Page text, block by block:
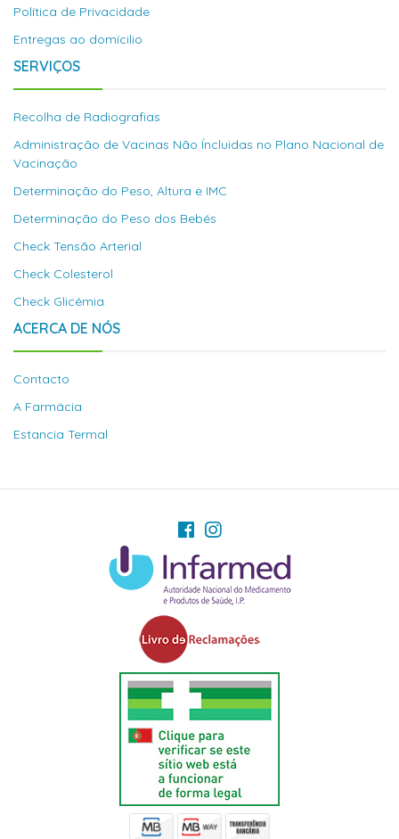
Política de Privacidade
Entregas ao domícilio
SERVIÇOS
Recolha de Radiografias
Administração de Vacinas Não Íncluidas no Plano Nacional de
Vacinação
Determinação do Peso, Altura e IMC
Determinação do Peso dos Bebés
Check Tensão Arterial
Check Colesterol
Check Glicémia
ACERCA DE NÓS
Contacto
A Farmácia
Estancia Termal